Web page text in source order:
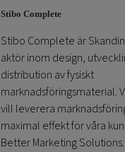
Stibo Complete
Stibo Complete är
aktör inom design,
distribution av fysiskt
marknadsföringsmaterial.
vill leverera
maximal effekt för våra
Better Marketing